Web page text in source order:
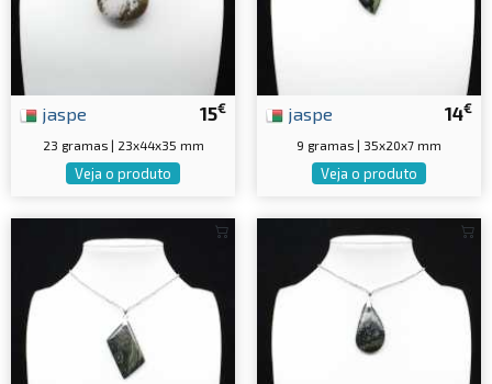
15€
jaspe
23 gramas | 23x44x35 mm
Veja o produto
14€
jaspe
9 gramas | 35x20x7 mm
Veja o produto